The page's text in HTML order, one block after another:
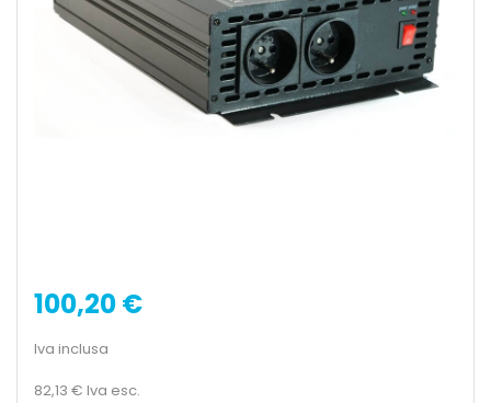
100,20 €
Iva inclusa
82,13 € Iva esc.